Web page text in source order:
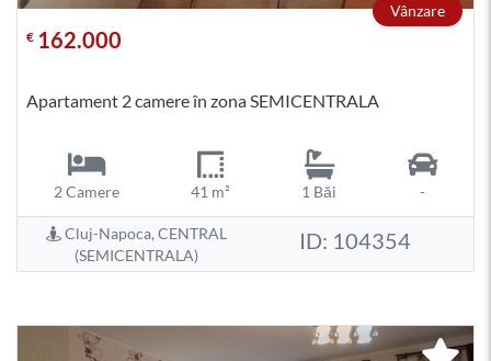
Vânzare
€ 162.000
Apartament 2 camere în zona SEMICENTRALA
2 Camere 41 m² 1 Băi -
Cluj-Napoca, CENTRAL
(SEMICENTRALA)
ID: 104354